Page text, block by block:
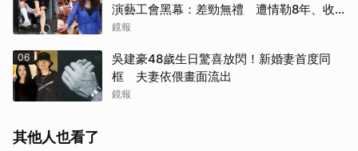
演藝工會黑幕：差勁無禮 遭情勒8年、收
二手探病禮
鏡報
06
吳建豪48歲生日驚喜放閃！新婚妻首度同
框 夫妻依偎畫面流出
鏡報
其他人也看了